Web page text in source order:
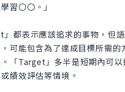
習〇〇。」
」都表示應該追求的事物，但
可能包含為了達成目標所需
「Target」多半是短期內可
績效評估等情境。